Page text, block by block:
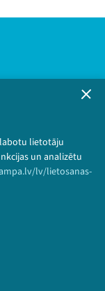
lietotāju
un analizētu
lv/lietosanas-
tiesības